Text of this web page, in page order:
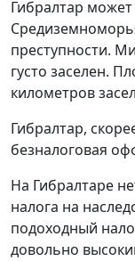
Гибралтар
преступности.
густо заселен.
километров
Гибралтар,
безналоговая
На Гибралтаре
налога на
подоходный
довольно